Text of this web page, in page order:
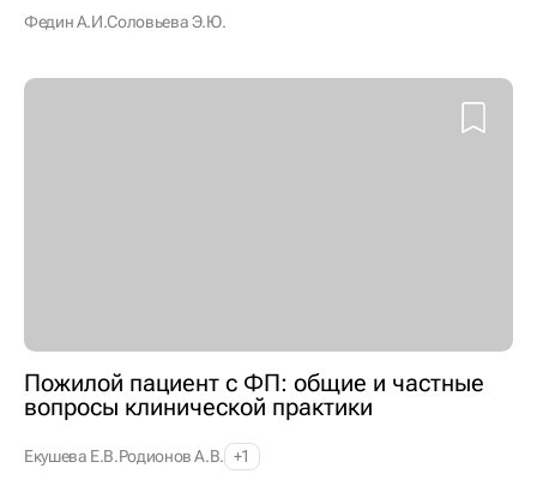
Федин А.И.Соловьева Э.Ю.
Пожилой пациент с ФП: общие и частные
вопросы клинической практики
Екушева Е.В.Родионов А.В. +1